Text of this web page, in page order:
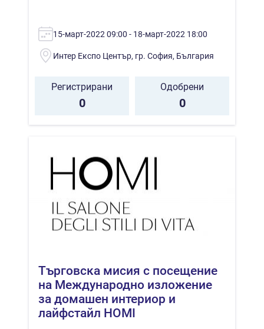
15-март-2022 09:00 - 18-март-2022 18:00
Интер Експо Център, гр. София, България
Регистрирани
0
Одобрени
0
Търговска мисия с посещение
на Международно изложение
за домашен интериор и
лайфстайл HOMI